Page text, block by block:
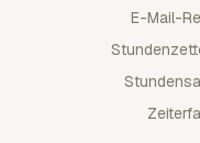
E-Mail-